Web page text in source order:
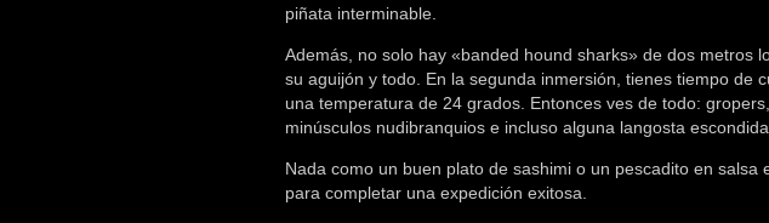
piñata interminable.
Además, no solo hay «banded hound sharks» de dos metros
su aguijón y todo. En la segunda inmersión, tienes tiempo de
una temperatura de 24 grados. Entonces ves de todo:
minúsculos nudibranquios e incluso alguna langosta
Nada como un buen plato de sashimi o un pescadito en
para completar una expedición exitosa.